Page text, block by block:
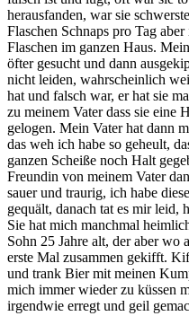
herausfanden, war sie
Flaschen Schnaps pro Tag
Flaschen im ganzen Haus.
öfter gesucht und dann
nicht leiden, wahrscheinlich
hat und falsch war, er hat sie
zu meinem Vater dass sie eine
gelogen. Mein Vater hat dann
das weh ich habe so geheult,
ganzen Scheiße noch Halt
Freundin von meinem Vater
sauer und traurig, ich habe
gequält, danach tat es mir leid,
Sie hat mich manchmal
Sohn 25 Jahre alt, der aber wo
erste Mal zusammen gekifft.
und trank Bier mit meinen
mich immer wieder zu küssen
irgendwie erregt und geil